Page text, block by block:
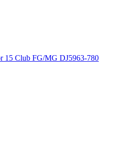
15 Club FG/MG DJ5963-780